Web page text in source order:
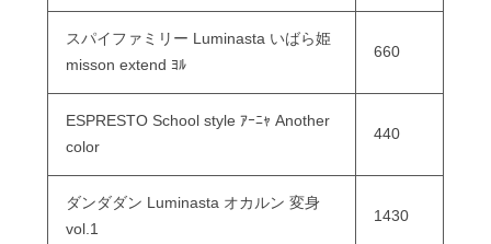
スパイファミリー Luminasta いばら姫
misson extend ﾖﾙ
660
ESPRESTO School style ｱｰﾆｬ Another
color
440
ダンダダン Luminasta オカルン 変身
vol.1
1430